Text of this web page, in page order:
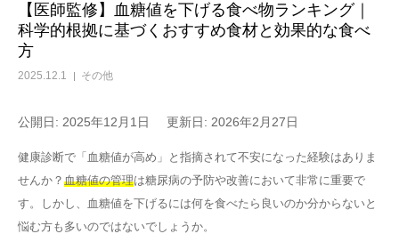
【医師監修】血糖値を下げる食べ物ランキング｜
科学的根拠に基づくおすすめ食材と効果的な食べ
方
2025.12.1 その他
公開日: 2025年12月1日 更新日: 2026年2月27日
健康診断で「血糖値が高め」と指摘されて不安になった経験はありま
せんか？ 血糖値の管理は糖尿病の予防や改善において非常に重要で
す。しかし、血糖値を下げるには何を食べたら良いのか分からないと
悩む方も多いのではないでしょうか。
アクセス
採用情報